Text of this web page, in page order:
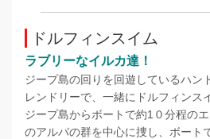
ドルフィンスイム
ラブリーなイルカ達！
ジープ島の回りを回遊しているハン
レンドリーで、一緒にドルフィンス
ジープ島からボートで約1０分程の
のアルパの群を中心に捜し、ボート